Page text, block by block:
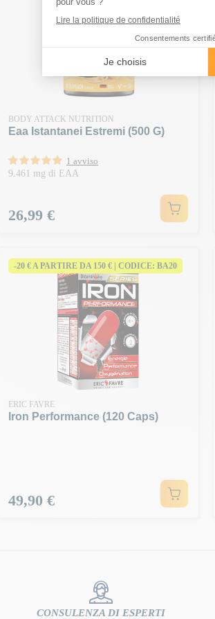
BODY ATTACK NUTRITION
Eaa Istantanei Estremi (500 G)
1 avviso
9.461 mg di EAA
Prezzo
26,99 €
-20 € A PARTIRE DA 150 € | CODICE: BA20
ERIC FAVRE
Iron Performance (120 Caps)
Prezzo
49,90 €
CONSULENZA DI ESPERTI